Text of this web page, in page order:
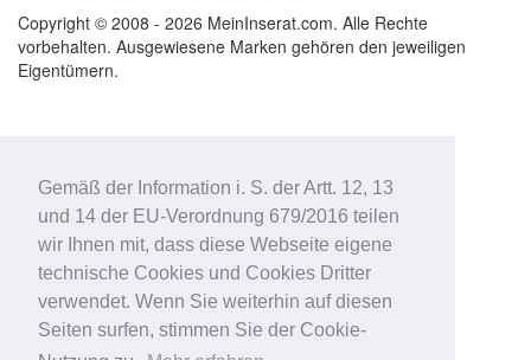
Gemäß der Information i. S. der Artt. 12, 13
und 14 der EU-Verordnung 679/2016 teilen
wir Ihnen mit, dass diese Webseite eigene
technische Cookies und Cookies Dritter
verwendet. Wenn Sie weiterhin auf diesen
Seiten surfen, stimmen Sie der Cookie-
Copyright © 2008 - 2026 MeinInserat.com. Alle Rechte
vorbehalten. Ausgewiesene Marken gehören den jeweiligen
Eigentümern.